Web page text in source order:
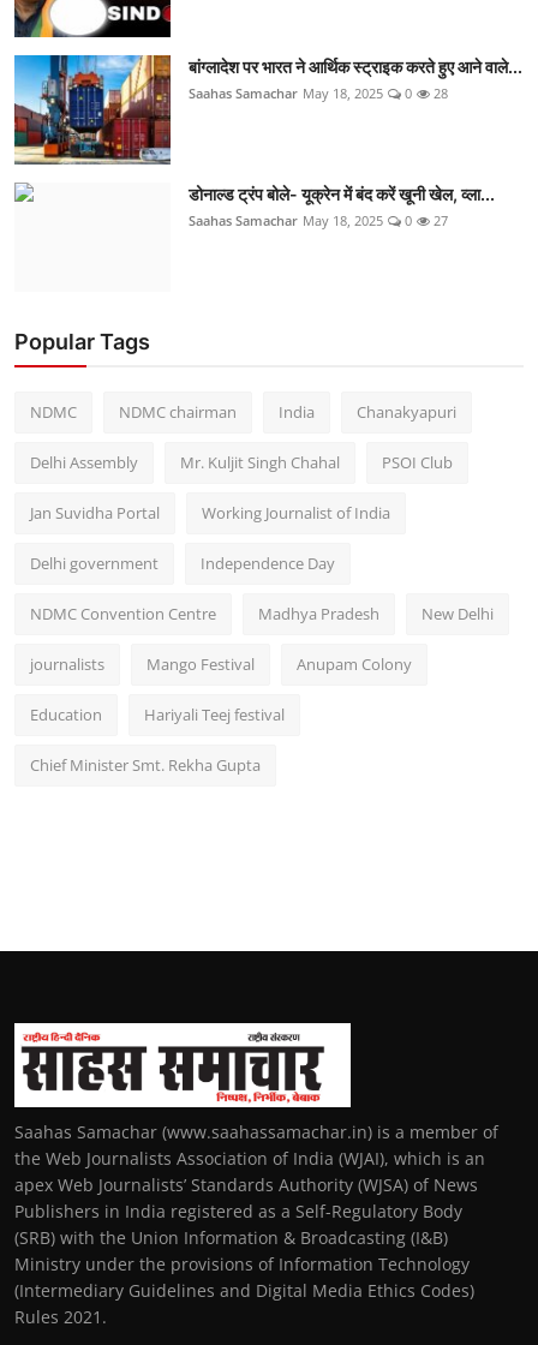
बांग्लादेश पर भारत ने आर्थिक स्ट्राइक करते हुए आने वाले...
Saahas Samachar May 18, 2025 0 28
डोनाल्ड ट्रंप बोले- यूक्रेन में बंद करें खूनी खेल, व्ला...
Saahas Samachar May 18, 2025 0 27
Popular Tags
NDMC NDMC chairman India Chanakyapuri
Delhi Assembly Mr. Kuljit Singh Chahal PSOI Club
Jan Suvidha Portal Working Journalist of India
Delhi government Independence Day
NDMC Convention Centre Madhya Pradesh New Delhi
journalists Mango Festival Anupam Colony
Education Hariyali Teej festival
Chief Minister Smt. Rekha Gupta
Saahas Samachar (www.saahassamachar.in) is a member of
the Web Journalists Association of India (WJAI), which is an
apex Web Journalists’ Standards Authority (WJSA) of News
Publishers in India registered as a Self-Regulatory Body
(SRB) with the Union Information & Broadcasting (I&B)
Ministry under the provisions of Information Technology
(Intermediary Guidelines and Digital Media Ethics Codes)
Rules 2021.